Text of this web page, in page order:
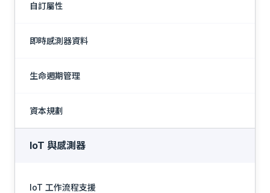
自訂屬性
即時感測器資料
生命週期管理
資本規劃
IoT 與感測器
IoT 工作流程支援